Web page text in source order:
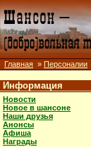
Главная » Персоналии
Информация
Новости
Новое в шансоне
Наши друзья
Анонсы
Афиша
Награды